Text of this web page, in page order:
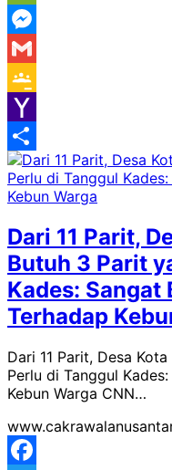
WeChat
Messenger
Gmail
Google
Classroom
Yahoo
Mail
Share
Dari 11 Parit,
Butuh 3 Parit
Kades: Sangat
Terhadap
Dari 11 Parit, Desa
Perlu di Tanggul
Kebun Warga CNN…